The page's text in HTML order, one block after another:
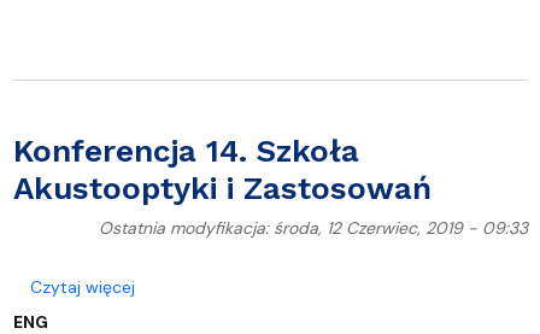
Konferencja 14. Szkoła
Akustooptyki i Zastosowań
Ostatnia modyfikacja: środa, 12 Czerwiec, 2019 - 09:33
Czytaj więcejo Konferencja 14. Szkoła Akustooptyki i
ENG